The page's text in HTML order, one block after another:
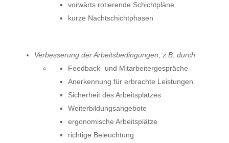
vorwärts rotierende Schichtpläne
kurze Nachtschichtphasen
Verbesserung der Arbeitsbedingungen, z.B. durch
Feedback- und Mitarbeitergespräche
Anerkennung für erbrachte Leistungen
Sicherheit des Arbeitsplatzes
Weiterbildungsangebote
ergonomische Arbeitsplätze
richtige Beleuchtung